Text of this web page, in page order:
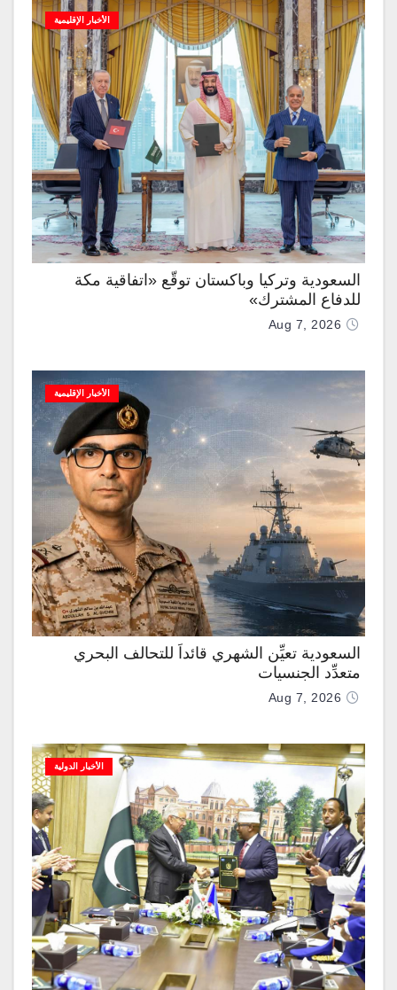
الأخبار الإقليمية
السعودية وتركيا وباكستان توقّع «اتفاقية مكة
للدفاع المشترك»
Aug 7, 2026
الأخبار الإقليمية
السعودية تعيِّن الشهري قائداً للتحالف البحري
متعدِّد الجنسيات
Aug 7, 2026
الأخبار الدولية